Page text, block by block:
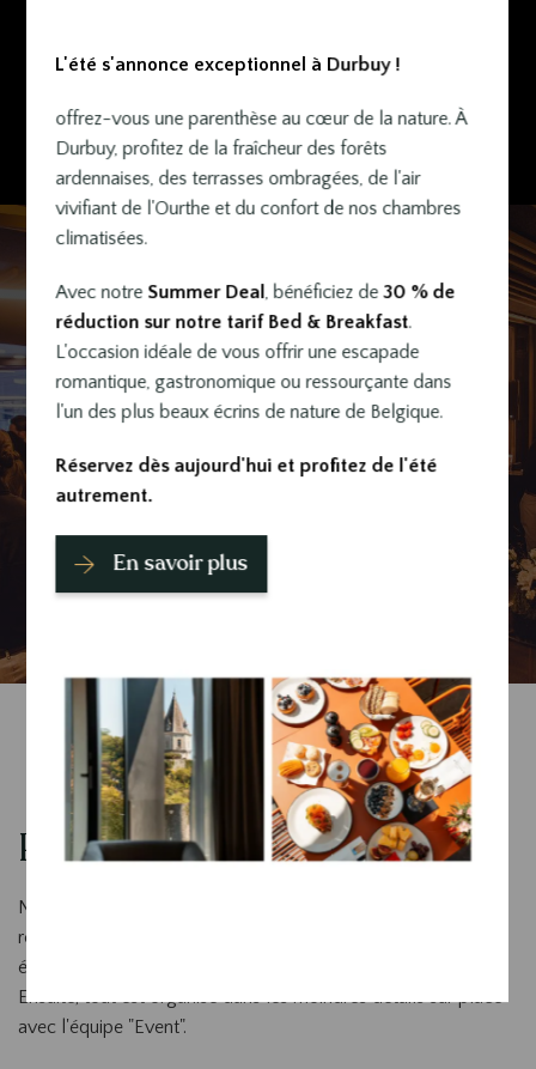
Organisez votre
événement
language
Prendre un rendez-vous
Nos représentants commerciaux seront heureux de vous
rendre visite au sein de votre entreprise pour un premier
échange et l'élaboration d'un programme personnalisé.
Ensuite, tout est organisé dans les moindres détails sur place
avec l'équipe "Event".
L'été s'annonce exceptionnel à Durbuy !
offrez-vous une parenthèse au cœur de la nature. À
Durbuy, profitez de la fraîcheur des forêts
ardennaises, des terrasses ombragées, de l'air
vivifiant de l'Ourthe et du confort de nos chambres
climatisées.
Avec notre Summer Deal, bénéficiez de30 % de
réduction sur notre tarif Bed & Breakfast.
L'occasion idéale de vous offrir une escapade
romantique, gastronomique ou ressourçante dans
l'un des plus beaux écrins de nature de Belgique.
Réservez dès aujourd'hui et profitez de l'été
autrement.
En savoir plus